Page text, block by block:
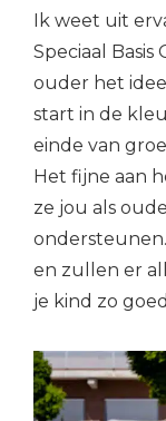
Ik weet uit
Speciaal Basis
ouder het
start in de
einde van
Het fijne aan
ze jou als
en zullen er
je kind zo